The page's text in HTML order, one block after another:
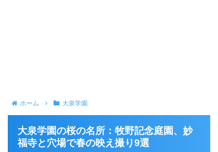
ホーム 大泉学園
大泉学園の桜の名所：牧野記念庭園、妙
福寺と穴場で春の映え撮り9選